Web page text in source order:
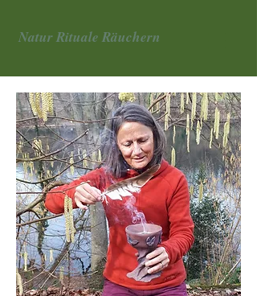
Natur Rituale Räuchern